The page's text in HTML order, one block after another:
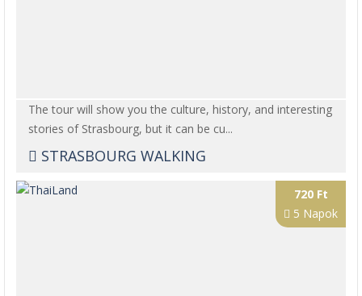
The tour will show you the culture, history, and interesting
stories of Strasbourg, but it can be cu...
STRASBOURG WALKING
720 Ft
5 Napok